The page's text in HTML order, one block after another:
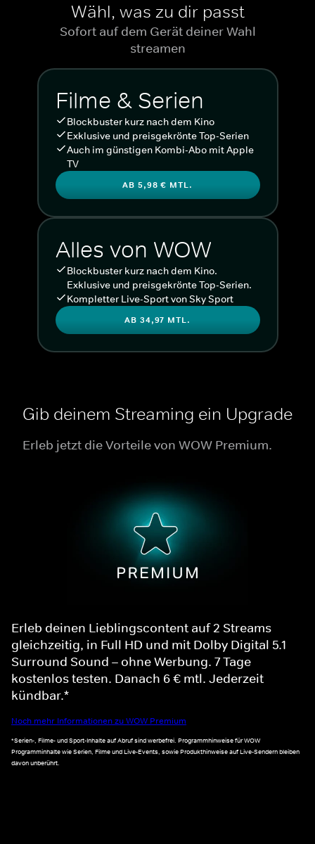
Wähl, was zu dir passt
Sofort auf dem Gerät deiner Wahl
streamen
Filme & Serien
Blockbuster kurz nach dem Kino
Exklusive und preisgekrönte Top-Serien
Auch im günstigen Kombi-Abo mit Apple
TV
AB 5,98 € MTL.
Alles von WOW
Blockbuster kurz nach dem Kino.
Exklusive und preisgekrönte Top-Serien.
Kompletter Live-Sport von Sky Sport
AB 34,97 MTL.
Gib deinem Streaming ein Upgrade
Erleb jetzt die Vorteile von WOW Premium.
Erleb deinen Lieblingscontent auf 2 Streams
gleichzeitig, in Full HD und mit Dolby Digital 5.1
Surround Sound – ohne Werbung. 7 Tage
kostenlos testen. Danach 6 € mtl. Jederzeit
kündbar.*
Noch mehr Informationen zu WOW Premium
*Serien-, Filme- und Sport-Inhalte auf Abruf sind werbefrei. Programmhinweise für WOW
Programminhalte wie Serien, Filme und Live-Events, sowie Produkthinweise auf Live-Sendern bleiben
davon unberührt.